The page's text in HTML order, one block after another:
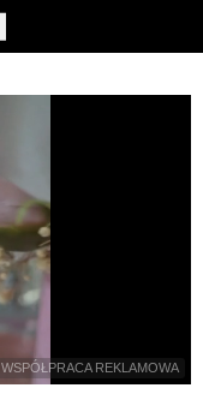
WSPÓŁPRACA REKLAMOWA